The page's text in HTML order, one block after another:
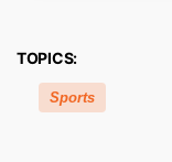
TOPICS:
Sports